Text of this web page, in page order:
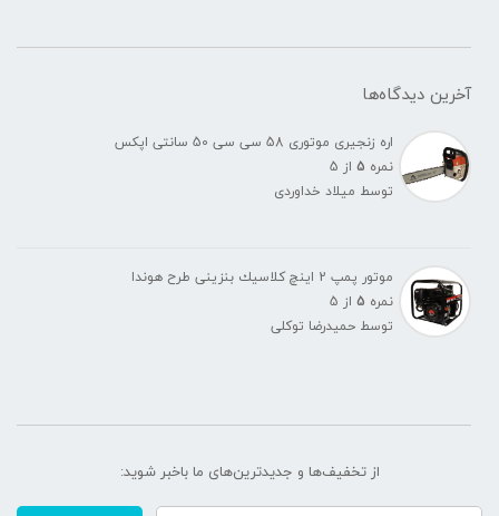
آخرین دیدگاه‌ها
اره زنجیری موتوری 58 سی سی 50 سانتی اپکس
نمره 5 از 5
توسط میلاد خداوردی
موتور پمپ 2 اينچ كلاسيك بنزينی طرح هوندا
نمره 5 از 5
توسط حمیدرضا توکلی
از تخفیف‌ها و جدیدترین‌های ما‌ باخبر شوید: